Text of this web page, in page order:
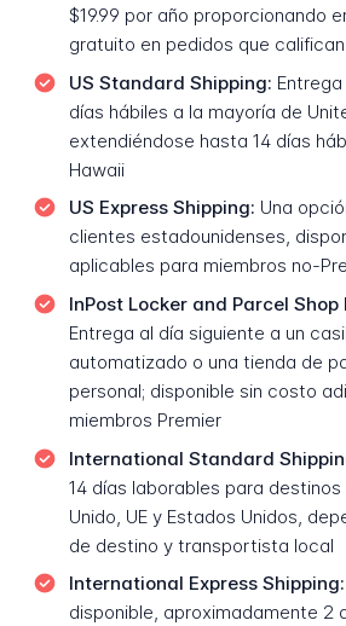
$19.99 por año proporcionando
gratuito en pedidos que califican
US Standard Shipping:
días hábiles a la mayoría de
extendiéndose hasta 14 días
Hawaii
US Express Shipping: Una
clientes estadounidenses,
aplicables para miembros no-
InPost Locker and Parcel Shop
Entrega al día siguiente a un
automatizado o una tienda de
personal; disponible sin costo
miembros Premier
International Standard
14 días laborables para destinos
Unido, UE y Estados Unidos,
de destino y transportista local
International Express Shipping:
disponible, aproximadamente 2